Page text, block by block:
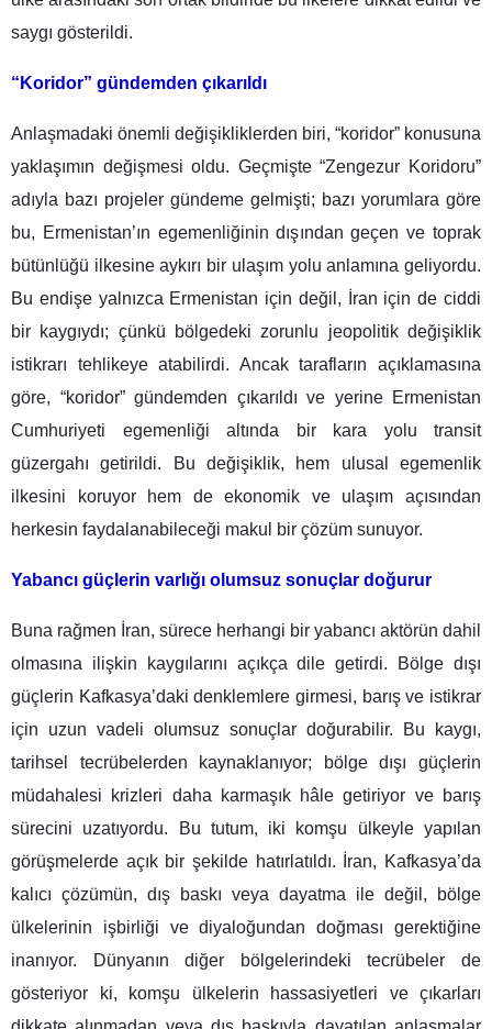
saygı gösterildi.
“Koridor” gündemden çıkarıldı
Anlaşmadaki önemli değişikliklerden biri, “koridor” konusuna
yaklaşımın değişmesi oldu. Geçmişte “Zengezur Koridoru”
adıyla bazı projeler gündeme gelmişti; bazı yorumlara göre
bu, Ermenistan’ın egemenliğinin dışından geçen ve toprak
bütünlüğü ilkesine aykırı bir ulaşım yolu anlamına geliyordu.
Bu endişe yalnızca Ermenistan için değil, İran için de ciddi
bir kaygıydı; çünkü bölgedeki zorunlu jeopolitik değişiklik
istikrarı tehlikeye atabilirdi. Ancak tarafların açıklamasına
göre, “koridor” gündemden çıkarıldı ve yerine Ermenistan
Cumhuriyeti egemenliği altında bir kara yolu transit
güzergahı getirildi. Bu değişiklik, hem ulusal egemenlik
ilkesini koruyor hem de ekonomik ve ulaşım açısından
herkesin faydalanabileceği makul bir çözüm sunuyor.
Yabancı güçlerin varlığı olumsuz sonuçlar doğurur
Buna rağmen İran, sürece herhangi bir yabancı aktörün dahil
olmasına ilişkin kaygılarını açıkça dile getirdi. Bölge dışı
güçlerin Kafkasya’daki denklemlere girmesi, barış ve istikrar
için uzun vadeli olumsuz sonuçlar doğurabilir. Bu kaygı,
tarihsel tecrübelerden kaynaklanıyor; bölge dışı güçlerin
müdahalesi krizleri daha karmaşık hâle getiriyor ve barış
sürecini uzatıyordu. Bu tutum, iki komşu ülkeyle yapılan
görüşmelerde açık bir şekilde hatırlatıldı. İran, Kafkasya’da
kalıcı çözümün, dış baskı veya dayatma ile değil, bölge
ülkelerinin işbirliği ve diyaloğundan doğması gerektiğine
inanıyor. Dünyanın diğer bölgelerindeki tecrübeler de
gösteriyor ki, komşu ülkelerin hassasiyetleri ve çıkarları